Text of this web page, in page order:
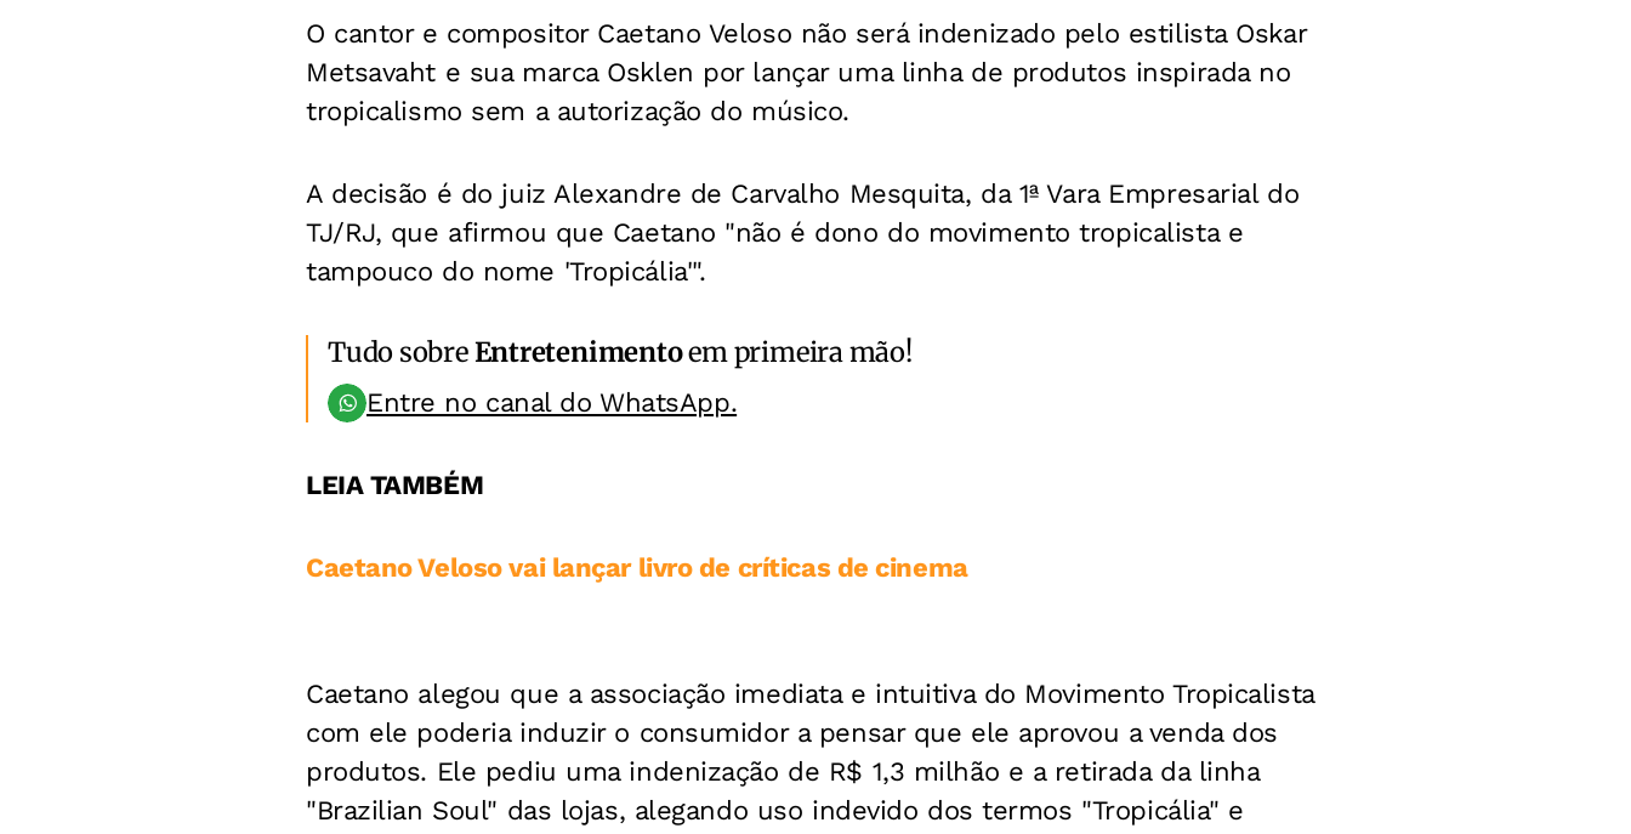
O cantor e compositor Caetano Veloso não será indenizado pelo estilista Oskar
Metsavaht e sua marca Osklen por lançar uma linha de produtos inspirada no
tropicalismo sem a autorização do músico.
A decisão é do juiz Alexandre de Carvalho Mesquita, da 1ª Vara Empresarial do
TJ/RJ, que afirmou que Caetano "não é dono do movimento tropicalista e
tampouco do nome 'Tropicália'".
Tudo sobreEntretenimentoem primeira mão!
Entre no canal do WhatsApp.
LEIA TAMBÉM
Caetano Veloso vai lançar livro de críticas de cinema
Caetano alegou que a associação imediata e intuitiva do Movimento Tropicalista
com ele poderia induzir o consumidor a pensar que ele aprovou a venda dos
produtos. Ele pediu uma indenização de R$ 1,3 milhão e a retirada da linha
"Brazilian Soul" das lojas, alegando uso indevido dos termos "Tropicália" e